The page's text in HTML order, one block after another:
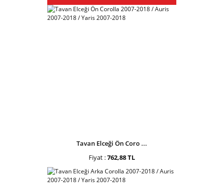
Tavan Elceği Ön Coro ...
Fiyat :762,88 TL